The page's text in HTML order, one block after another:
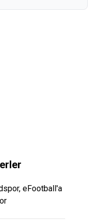
eFootball'a